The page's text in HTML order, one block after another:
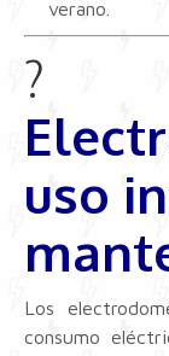
verano.
?
uso
Los
consumo